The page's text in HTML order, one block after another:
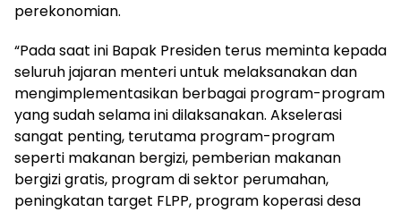
perekonomian.
“Pada saat ini Bapak Presiden terus meminta kepada
seluruh jajaran menteri untuk melaksanakan dan
mengimplementasikan berbagai program-program
yang sudah selama ini dilaksanakan. Akselerasi
sangat penting, terutama program-program
seperti makanan bergizi, pemberian makanan
bergizi gratis, program di sektor perumahan,
peningkatan target FLPP, program koperasi desa